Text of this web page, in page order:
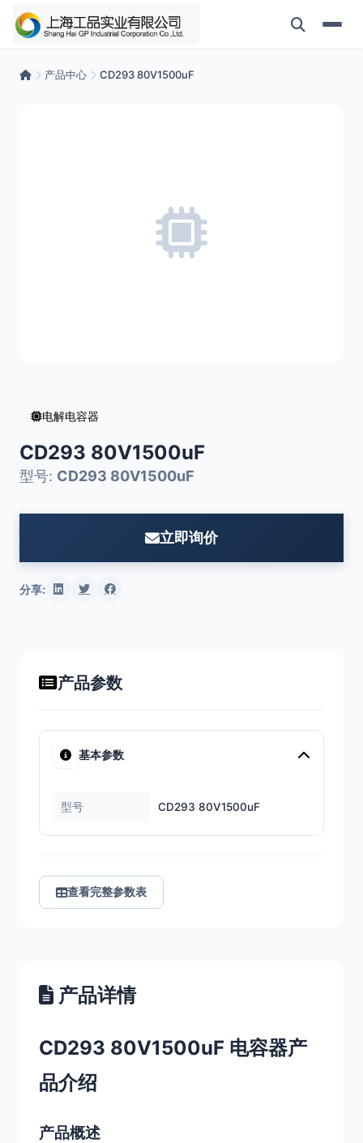
产品中心 CD293 80V1500uF
电解电容器
CD293 80V1500uF
型号: CD293 80V1500uF
立即询价
分享:
产品参数
基本参数
型号 CD293 80V1500uF
查看完整参数表
产品详情
CD293 80V1500uF 电容器产
品介绍
产品概述